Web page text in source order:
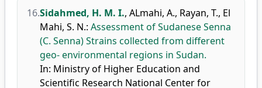
16.Sidahmed, H. M. I., ALmahi, A., Rayan, T., El
Mahi, S. N.: Assessment of Sudanese Senna
(C. Senna) Strains collected from different
geo- environmental regions in Sudan.
In: Ministry of Higher Education and
Scientific Research National Center for